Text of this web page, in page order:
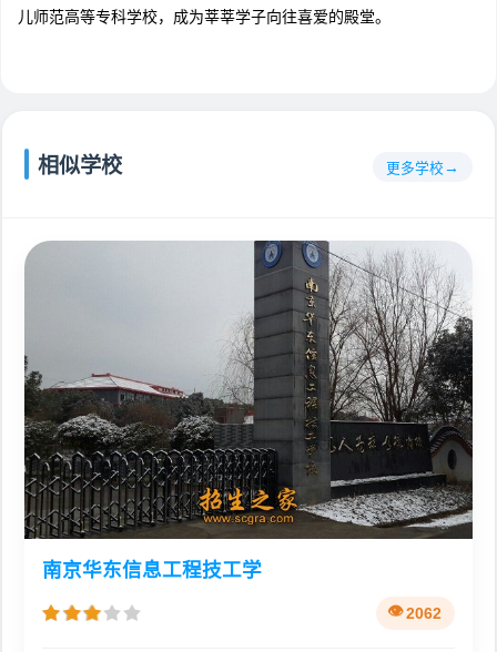
儿师范高等专科学校，成为莘莘学子向往喜爱的殿堂。
相似学校 更多学校
南京华东信息工程技工学
2062